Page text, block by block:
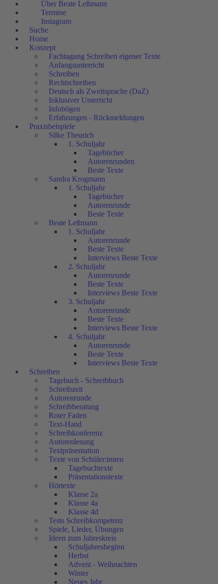
Über Beate Leßmann
Termine
Instagram
Suche
Home
Konzept
Fachtagung Schreiben eigener Texte
Anfangsunterricht
Schreiben
Rechtschreiben
Deutsch als Zweitsprache (DaZ)
Inklusiver Unterricht
Infobögen
Erfahrungen - Rückmeldungen
Praxisbeispiele
Silke Theurich
1. Schuljahr
Tagebücher
Autorenrunden
Beste Texte
Sandra Krogmann
1. Schuljahr
Tagebücher
Autorenrunde
Beste Texte
Beate Leßmann
1. Schuljahr
Autorenrunde
Beste Texte
Interviews Beste Texte
2. Schuljahr
Autorenrunde
Beste Texte
Interviews Beste Texte
3. Schuljahr
Autorenrunde
Beste Texte
Interviews Beste Texte
4. Schuljahr
Autorenrunde
Beste Texte
Interviews Beste Texte
Schreiben
Tagebuch - Schreibbuch
Schreibzeit
Autorenrunde
Schreibberatung
Roter Faden
Text-Hand
Schreibkonferenz
Autorenlesung
Textpräsentation
Texte von Schüler:innen
Tagebuchtexte
Präsentationstexte
Hörtexte
Klasse 2a
Klasse 4a
Klasse 4d
Tests Schreibkompetenz
Spiele, Lieder, Übungen
Ideen zum Jahreskreis
Schuljahresbeginn
Herbst
Advent - Weihnachten
Winter
Neues Jahr